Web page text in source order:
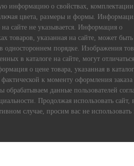
информацию о свойствах,
цвета, размеры и формы.
на сайте не указывается. Информация о
товаров, указанная на сайте, может быть
одностороннем порядке. Изображения
в каталоге на сайте, могут
о цене товара, указанная в
фактической к моменту оформления заказа
данные пользователей
Продолжая использовать сайт,
случае, просим вас не